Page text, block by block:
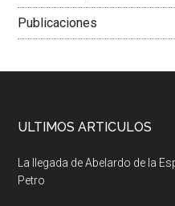
Publicaciones
ULTIMOS ARTICULOS
La llegada de Abelardo de la
Petro